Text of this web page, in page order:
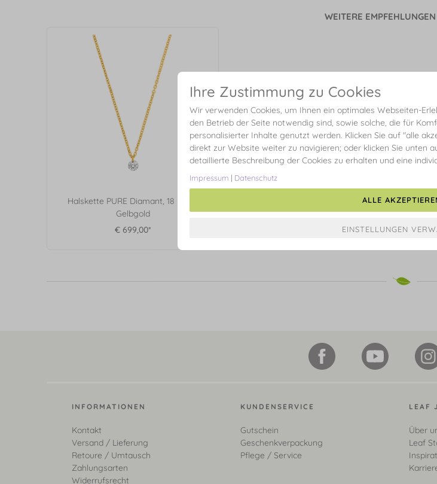
WEITERE
Halskette PURE Diamant, 18 Karat
Gelbgold
€ 699,00*
INFORMATIONEN
Kontakt
Versand / Lieferung
Retoure / Umtausch
Zahlungsarten
Widerrufsrecht
KUNDENSERVICE
Gutschein
Geschenkverpackung
Pflege / Service
LEAF
Über
Leaf
Ihre Zustimmung zu Cookies
Wir verwenden Cookies, um Ihnen ein optimales Webseiten-
den Betrieb der Seite notwendig sind, sowie solche, die für
personalisierter Inhalte genutzt werden. Klicken Sie auf "alle
direkt zur Website weiter zu navigieren; oder klicken Sie unten
detaillierte Beschreibung der Cookies zu erhalten und eine
Impressum | Datenschutz
ALLE